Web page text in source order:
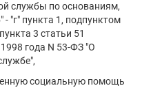
службы по основаниям,
"г" пункта 1, подпунктом
3 статьи 51
года N 53-ФЗ "О
социальную помощь